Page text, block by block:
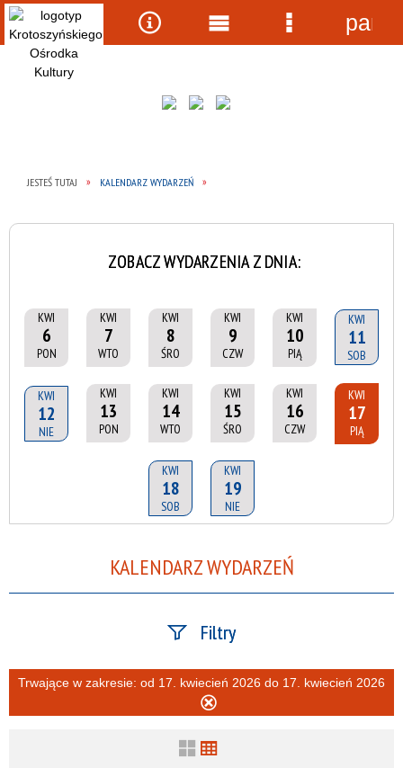
JESTEŚ TUTAJ KALENDARZ WYDARZEŃ
ZOBACZ WYDARZENIA Z DNIA:
KWI
6
PON
KWI
7
WTO
KWI
8
ŚRO
KWI
9
CZW
KWI
10
PIĄ
KWI
11
SOB
KWI
12
NIE
KWI
13
PON
KWI
14
WTO
KWI
15
ŚRO
KWI
16
CZW
KWI
17
PIĄ
KWI
18
SOB
KWI
19
NIE
KALENDARZ WYDARZEŃ
Filtry
Szukana fraza
Kategoria
Trwające w zakresie: od 17. kwiecień 2026 do 17. kwiecień 2026
filtr
Wyszukiwarka
Narzędzia
Menu Menu
panel